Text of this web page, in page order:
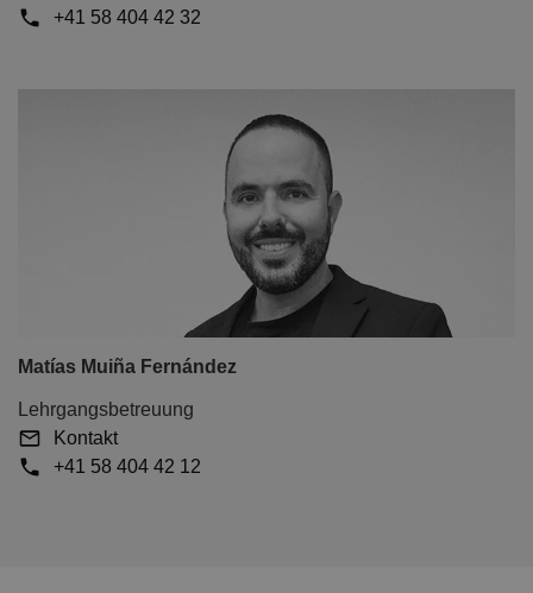
+41 58 404 42 32
Matías Muiña Fernández
Lehrgangsbetreuung
Kontakt
+41 58 404 42 12